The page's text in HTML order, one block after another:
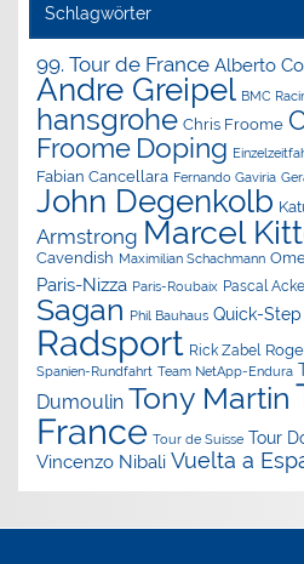
Schlagwörter
99. Tour de France Alberto
Andre Greipel BMC
hansgrohe Chris Froome
Froome Doping
Fabian Cancellara Fernando Gaviria
John Degenkolb
Armstrong Marcel
Cavendish Maximilian Schachmann
Paris-Nizza Paris-Roubaix Pascal
Sagan Phil Bauhaus Quick-
Radsport Rick Zabel
Spanien-Rundfahrt Team NetApp-Endura
Dumoulin Tony Martin
France Tour de Suisse Tour
Vincenzo Nibali Vuelta a